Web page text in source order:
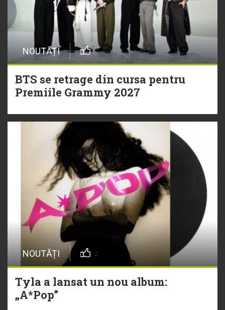
NOUTĂȚI
BTS se retrage din cursa pentru
Premiile Grammy 2027
NOUTĂȚI
Tyla a lansat un nou album:
„A*Pop”